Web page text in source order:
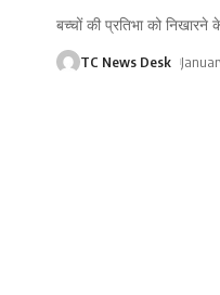
बच्चों की प्रतिभा को
TC News Desk